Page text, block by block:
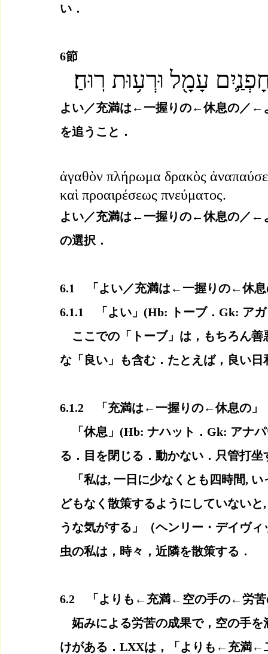
い．
6節
עָמָ֖ל וּרְע֥וּת רֽוּחַ׃
よい／充満は←一握りの←休息の／
を追うこと．
ἀγαθὸν πλήρωμα δρακὸς
καὶ προαιρέσεως πνεύματος.
よい／充満は←一握りの←休息の／
の選択．
6.1　「よい／充満は←一握りの←休息
6.1.1　「よい」(Hb: トーブ．Gk: ア
ここでの「トーブ」は，もちろん善
な「良い」も含む．たとえば，良い
6.1.2　「充満は←一握りの←休息の」
「休息」(Hb: ナハット．Gk: アナ
る．目を閉じる．動かない．只管打坐
「私は, 一日に少なくとも四時間, い
どもなく散策するようにしていない
うな気がする」（ヘンリー・デイヴ
虫の私は，時々，近隣を散策する．
6.2　「よりも←充満←空の手の←労苦
妬みによる労苦の成果で，空の手を
けがある．LXXは，「よりも←充満←